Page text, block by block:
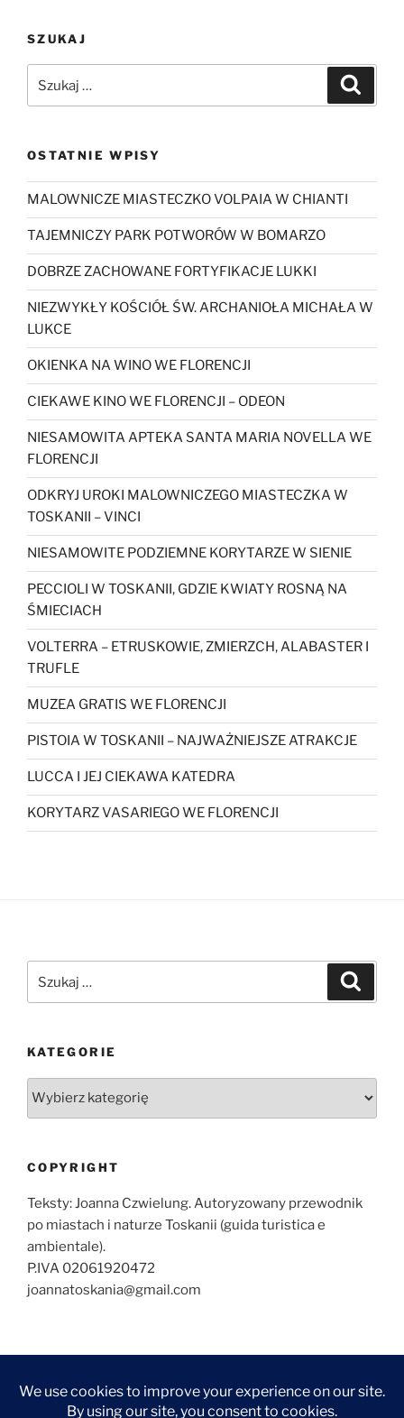
SZUKAJ
OSTATNIE WPISY
MALOWNICZE MIASTECZKO VOLPAIA W CHIANTI
TAJEMNICZY PARK POTWORÓW W BOMARZO
DOBRZE ZACHOWANE FORTYFIKACJE LUKKI
NIEZWYKŁY KOŚCIÓŁ ŚW. ARCHANIOŁA MICHAŁA W
LUKCE
OKIENKA NA WINO WE FLORENCJI
CIEKAWE KINO WE FLORENCJI – ODEON
NIESAMOWITA APTEKA SANTA MARIA NOVELLA WE
FLORENCJI
ODKRYJ UROKI MALOWNICZEGO MIASTECZKA W
TOSKANII – VINCI
NIESAMOWITE PODZIEMNE KORYTARZE W SIENIE
PECCIOLI W TOSKANII, GDZIE KWIATY ROSNĄ NA
ŚMIECIACH
VOLTERRA – ETRUSKOWIE, ZMIERZCH, ALABASTER I
TRUFLE
MUZEA GRATIS WE FLORENCJI
PISTOIA W TOSKANII – NAJWAŻNIEJSZE ATRAKCJE
LUCCA I JEJ CIEKAWA KATEDRA
KORYTARZ VASARIEGO WE FLORENCJI
KATEGORIE
COPYRIGHT
Teksty: Joanna Czwielung. Autoryzowany przewodnik
po miastach i naturze Toskanii (guida turistica e
ambientale).
P.IVA 02061920472
joannatoskania@gmail.com
O
ZWIEDZANIEZWIEDZANIEWYCIECZKIKONTAKTNAJCZĘŚCIEJ